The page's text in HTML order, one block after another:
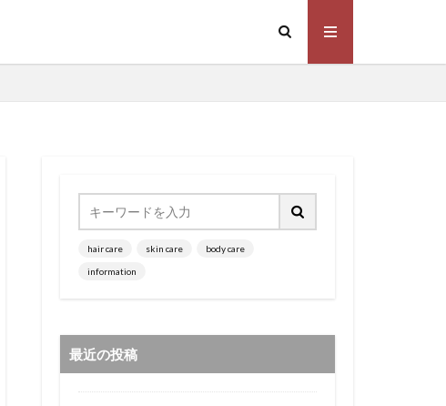
hair care skin care body care
information
最近の投稿
オイルカラー
使ってみた！